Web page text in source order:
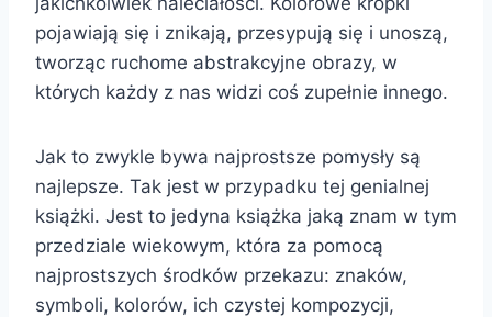
pojawiają się i znikają, przesypują się i unoszą,
tworząc ruchome abstrakcyjne obrazy, w
których każdy z nas widzi coś zupełnie innego.
Jak to zwykle bywa najprostsze pomysły są
najlepsze. Tak jest w przypadku tej genialnej
książki. Jest to jedyna książka jaką znam w tym
przedziale wiekowym, która za pomocą
najprostszych środków przekazu: znaków,
symboli, kolorów, ich czystej kompozycji,